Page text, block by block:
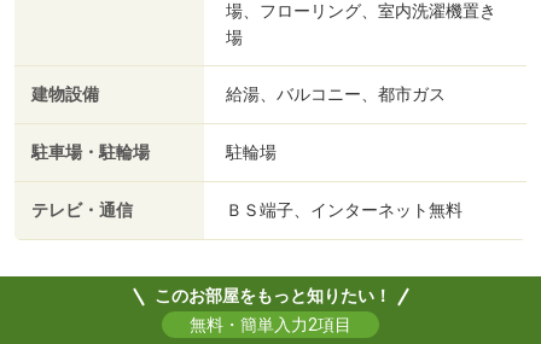
場、フローリング、室内洗濯機置き
場
建物設備 給湯、バルコニー、都市ガス
駐車場・駐輪場 駐輪場
テレビ・通信 ＢＳ端子、インターネット無料
このお部屋をもっと知りたい！
無料・簡単入力2項目